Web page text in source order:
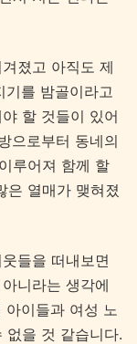
졌고 아직도 제
기를 밤골이라고
할 것들이 있어
으로부터 동네의
루어져 함께 할
은 열매가 맺혀졌
들을 떠내보면
니라는 생각에
아이들과 여성 노
없을 것 같습니다.